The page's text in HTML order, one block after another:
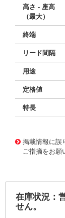
高さ - 座高
（最大）
終端
リード間隔
用途
定格値
特長
掲載情報に誤
ご指摘をお願
在庫状況：
せん。